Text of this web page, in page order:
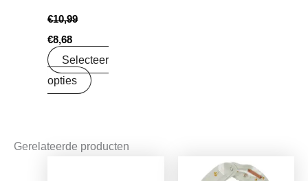
€10,99
€8,68
Selecteer
opties
Gerelateerde producten
Oorspronkelijke
prijs
Huidige
prijs